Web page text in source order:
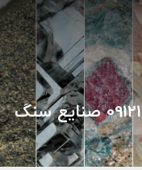
قیمت سنگ کابینت 09121030828 صنایع سنگ